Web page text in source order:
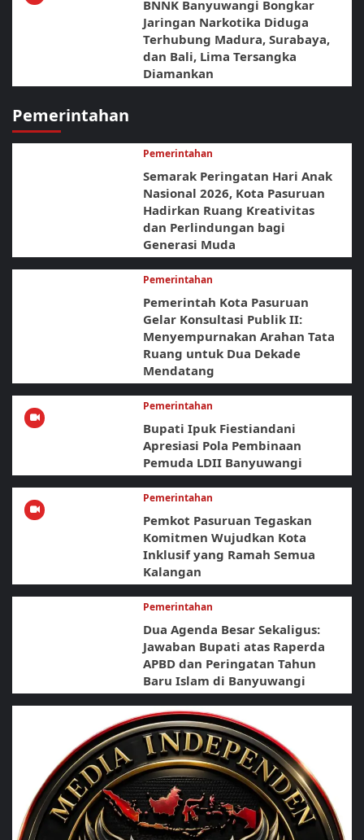
BNNK Banyuwangi Bongkar
Jaringan Narkotika Diduga
Terhubung Madura, Surabaya,
dan Bali, Lima Tersangka
Diamankan
Pemerintahan
Pemerintahan
Semarak Peringatan Hari Anak
Nasional 2026, Kota Pasuruan
Hadirkan Ruang Kreativitas
dan Perlindungan bagi
Generasi Muda
Pemerintahan
Pemerintah Kota Pasuruan
Gelar Konsultasi Publik II:
Menyempurnakan Arahan Tata
Ruang untuk Dua Dekade
Mendatang
Pemerintahan
Bupati Ipuk Fiestiandani
Apresiasi Pola Pembinaan
Pemuda LDII Banyuwangi
Pemerintahan
Pemkot Pasuruan Tegaskan
Komitmen Wujudkan Kota
Inklusif yang Ramah Semua
Kalangan
Pemerintahan
Dua Agenda Besar Sekaligus:
Jawaban Bupati atas Raperda
APBD dan Peringatan Tahun
Baru Islam di Banyuwangi